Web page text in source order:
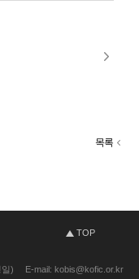
목록
TOP
) E-mail: kobis@kofic.or.kr